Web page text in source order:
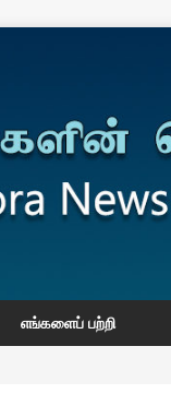
எங்களைப் பற்றி